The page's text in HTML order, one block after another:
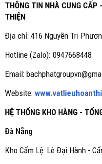
THÔNG TIN NHÀ CUNG CẤP
THIỆN
Địa chỉ: 416 Nguyễn Tri
Hotline (Zalo): 0947668448
Email:
Website:
HỆ THỐNG KHO HÀNG -
Đà Nẵng
Kho Cẩm Lệ: Lê Đại Hành -